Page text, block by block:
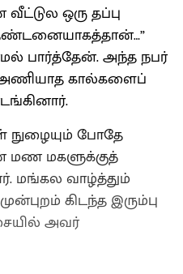
ஒரு தப்பு
பார்த்தேன். அந்த நபர்
அணியாத கால்களைப்
போதே
மகளுக்குத்
மங்கல வாழ்த்தும்
கிடந்த இரும்பு
அவர்